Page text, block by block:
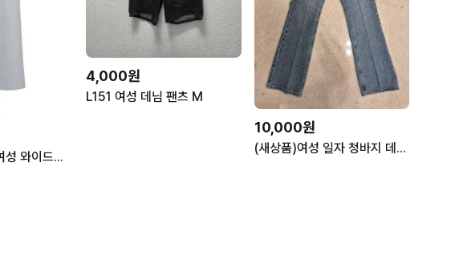
(29)폴햄 정품 여성 와이드핏 청바지 새상품
4,000원
L151 여성 데님 팬츠 M
10,000원
(새상품)여성 일자 청바지 데님 중청 팬츠 M